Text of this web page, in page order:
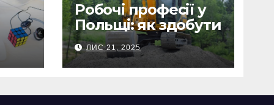
Робочі професії у
Польщі: як здобути
затребувану
спеціальність та
заробляти гідні
ЛИС 21, 2025